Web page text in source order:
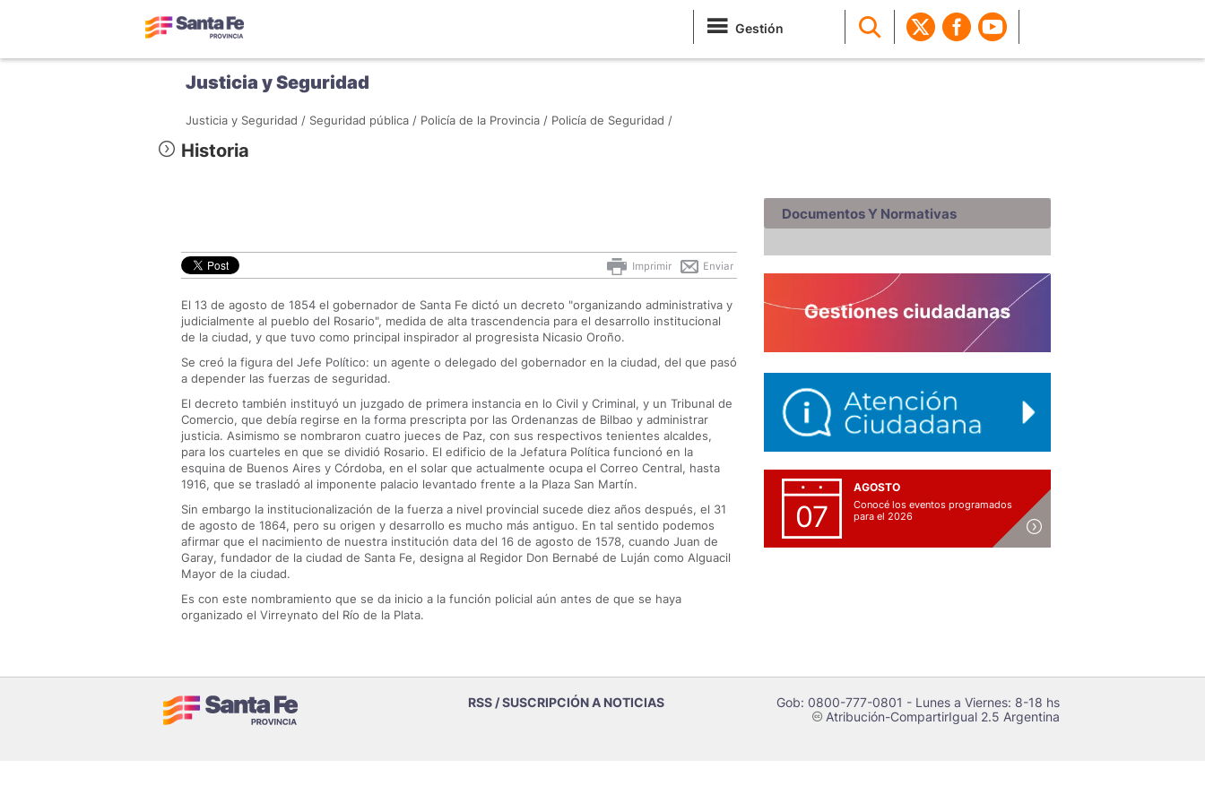
Gestión
Justicia y Seguridad
Justicia y Seguridad / Seguridad pública / Policía de la Provincia / Policía de Seguridad /
Historia
Enviar
Imprimir
El 13 de agosto de 1854 el gobernador de Santa Fe dictó un decreto "organizando administrativa y
judicialmente al pueblo del Rosario", medida de alta trascendencia para el desarrollo institucional
de la ciudad, y que tuvo como principal inspirador al progresista Nicasio Oroño.
Se creó la figura del Jefe Político: un agente o delegado del gobernador en la ciudad, del que pasó
a depender las fuerzas de seguridad.
El decreto también instituyó un juzgado de primera instancia en lo Civil y Criminal, y un Tribunal de
Comercio, que debía regirse en la forma prescripta por las Ordenanzas de Bilbao y administrar
justicia. Asimismo se nombraron cuatro jueces de Paz, con sus respectivos tenientes alcaldes,
para los cuarteles en que se dividió Rosario. El edificio de la Jefatura Política funcionó en la
esquina de Buenos Aires y Córdoba, en el solar que actualmente ocupa el Correo Central, hasta
1916, que se trasladó al imponente palacio levantado frente a la Plaza San Martín.
Sin embargo la institucionalización de la fuerza a nivel provincial sucede diez años después, el 31
de agosto de 1864, pero su origen y desarrollo es mucho más antiguo. En tal sentido podemos
afirmar que el nacimiento de nuestra institución data del 16 de agosto de 1578, cuando Juan de
Garay, fundador de la ciudad de Santa Fe, designa al Regidor Don Bernabé de Luján como Alguacil
Mayor de la ciudad.
Es con este nombramiento que se da inicio a la función policial aún antes de que se haya
organizado el Virreynato del Río de la Plata.
Documentos Y Normativas
07
AGOSTO
Conocé los eventos programados
para el 2026
RSS / SUSCRIPCIÓN A NOTICIAS Gob: 0800-777-0801 - Lunes a Viernes: 8-18 hs
cAtribución-CompartirIgual 2.5 Argentina